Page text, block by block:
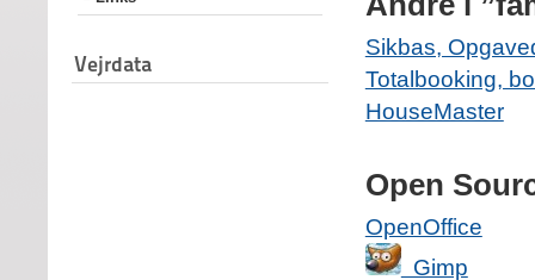
Vejrdata
Sikbas,
Totalbooking,
HouseMaster
Open
OpenOffice
Gimp